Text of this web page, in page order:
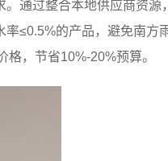
通过整合本地供应商资源
≤0.5%的产品，避免南方
，节省10%-20%预算。